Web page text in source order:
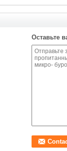
Оставьте